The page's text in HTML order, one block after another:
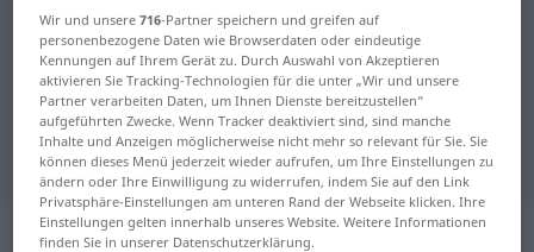
Deutsch-Französisch Wörterbuch O-Ton
Deutsch-Französisch Übersetzung
für "O-Ton"
"O-Ton" Französisch Übersetzung
„O-Ton“: Maskulinum
Wir und unsere716-Partner speichern und greifen auf
personenbezogene Daten wie Browserdaten oder eindeutige
Kennungen auf Ihrem Gerät zu. Durch Auswahl von Akzeptieren
aktivieren Sie Tracking-Technologien für die unter „Wir und unsere
Partner verarbeiten Daten, um Ihnen Dienste bereitzustellen“
aufgeführten Zwecke. Wenn Tracker deaktiviert sind, sind manche
Inhalte und Anzeigen möglicherweise nicht mehr so relevant für Sie. Sie
können dieses Menü jederzeit wieder aufrufen, um Ihre Einstellungen zu
ändern oder Ihre Einwilligung zu widerrufen, indem Sie auf den Link
Privatsphäre-Einstellungen am unteren Rand der Webseite klicken. Ihre
Einstellungen gelten innerhalb unseres Website. Weitere Informationen
finden Sie in unserer Datenschutzerklärung.